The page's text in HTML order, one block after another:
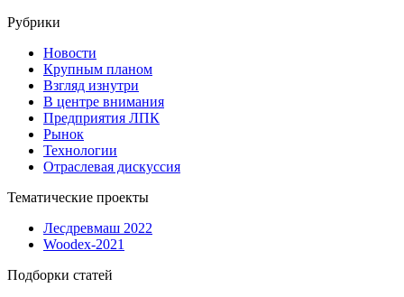
Рубрики
Новости
Крупным планом
Взгляд изнутри
В центре внимания
Предприятия ЛПК
Рынок
Технологии
Отраслевая дискуссия
Тематические проекты
Лесдревмаш 2022
Woodex-2021
Подборки статей